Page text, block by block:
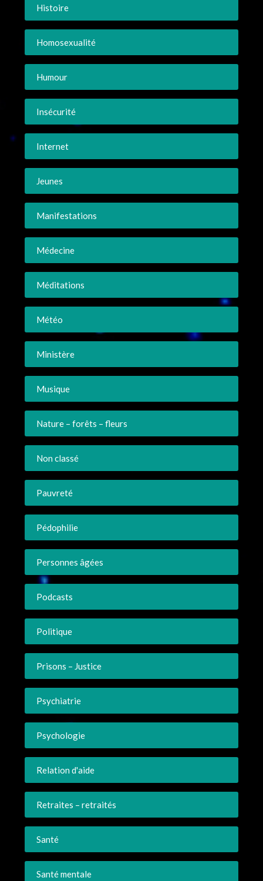
Histoire
Homosexualité
Humour
Insécurité
Internet
Jeunes
Manifestations
Médecine
Méditations
Météo
Ministère
Musique
Nature – forêts – fleurs
Non classé
Pauvreté
Pédophilie
Personnes âgées
Podcasts
Politique
Prisons – Justice
Psychiatrie
Psychologie
Relation d'aide
Retraites – retraités
Santé
Santé mentale